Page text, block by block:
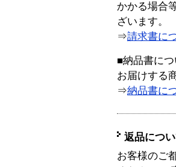
かかる場合
ざいます。
⇒請求書に
■納品書につ
お届けする
⇒納品書に
返品につ
お客様のご